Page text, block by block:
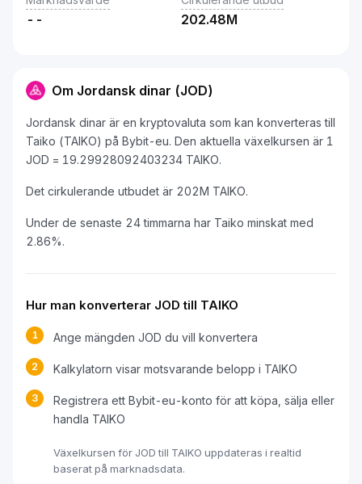
-- 202.48M
Om Jordansk dinar (JOD)
Jordansk dinar är en kryptovaluta som kan konverteras till
Taiko (TAIKO) på Bybit-eu. Den aktuella växelkursen är 1
JOD = 19.29928092403234 TAIKO.
Det cirkulerande utbudet är 202M TAIKO.
Under de senaste 24 timmarna har Taiko minskat med
2.86%.
Hur man konverterar JOD till TAIKO
1 Ange mängden JOD du vill konvertera
2 Kalkylatorn visar motsvarande belopp i TAIKO
3
Registrera ett Bybit-eu-konto för att köpa, sälja eller
handla TAIKO
Växelkursen för JOD till TAIKO uppdateras i realtid
baserat på marknadsdata.